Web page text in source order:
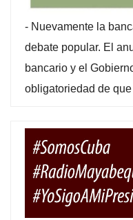
- Nuevamente la
debate popular. El
bancario y el
obligatoriedad de